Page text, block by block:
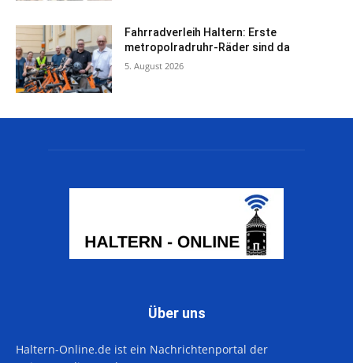
Fahrradverleih Haltern: Erste
metropolradruhr-Räder sind da
5. August 2026
Über uns
Haltern-Online.de ist ein Nachrichtenportal der